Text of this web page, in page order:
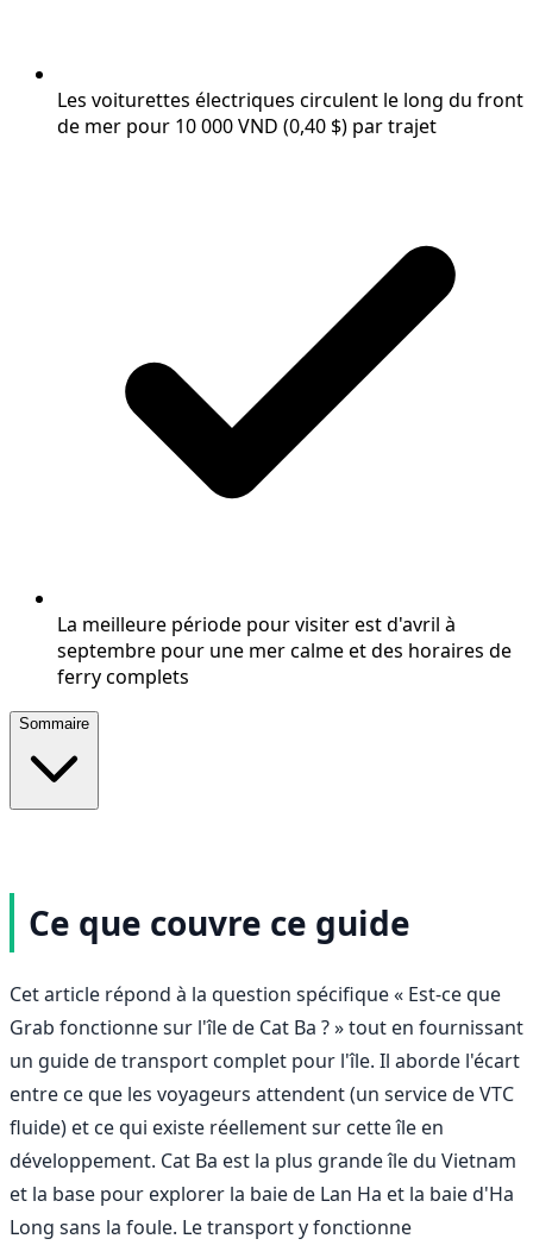
Les voiturettes électriques circulent le long du front
de mer pour 10 000 VND (0,40 $) par trajet
La meilleure période pour visiter est d'avril à
septembre pour une mer calme et des horaires de
ferry complets
Sommaire
Ce que couvre ce guide
Cet article répond à la question spécifique « Est-ce que
Grab fonctionne sur l'île de Cat Ba ? » tout en fournissant
un guide de transport complet pour l'île. Il aborde l'écart
entre ce que les voyageurs attendent (un service de VTC
fluide) et ce qui existe réellement sur cette île en
développement. Cat Ba est la plus grande île du Vietnam
et la base pour explorer la baie de Lan Ha et la baie d'Ha
Long sans la foule. Le transport y fonctionne